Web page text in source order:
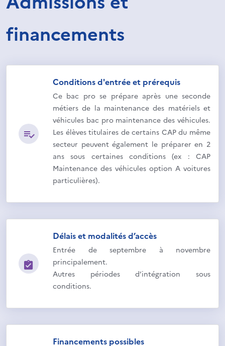
financements
Conditions d'entrée et prérequis
Ce bac pro se prépare après une seconde
métiers de la maintenance des matériels et
véhicules bac pro maintenance des véhicules.
Les élèves titulaires de certains CAP du même
secteur peuvent également le préparer en 2
ans sous certaines conditions (ex : CAP
Maintenance des véhicules option A voitures
particulières).
Délais et modalités d’accès
Entrée de septembre à novembre
principalement.
Autres périodes d’intégration sous
conditions.
Financements possibles